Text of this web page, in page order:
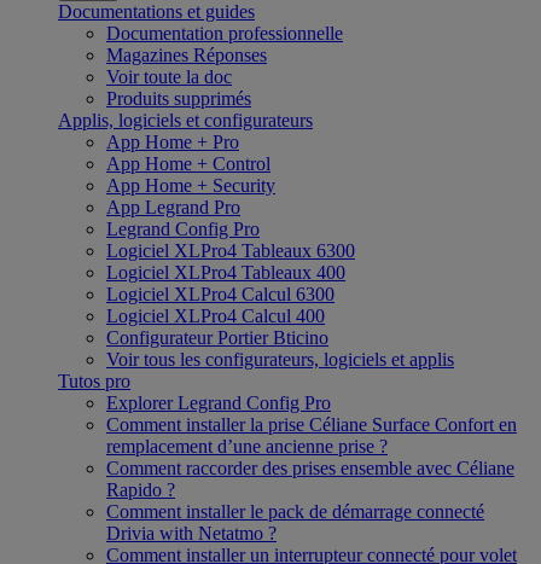
Documentations et guides
Documentation professionnelle
Magazines Réponses
Voir toute la doc
Produits supprimés
Applis, logiciels et configurateurs
App Home + Pro
App Home + Control
App Home + Security
App Legrand Pro
Legrand Config Pro
Logiciel XLPro4 Tableaux 6300
Logiciel XLPro4 Tableaux 400
Logiciel XLPro4 Calcul 6300
Logiciel XLPro4 Calcul 400
Configurateur Portier Bticino
Voir tous les configurateurs, logiciels et applis
Tutos pro
Explorer Legrand Config Pro
Comment installer la prise Céliane Surface Confort en
remplacement d’une ancienne prise ?
Comment raccorder des prises ensemble avec Céliane
Rapido ?
Comment installer le pack de démarrage connecté
Drivia with Netatmo ?
Comment installer un interrupteur connecté pour volet